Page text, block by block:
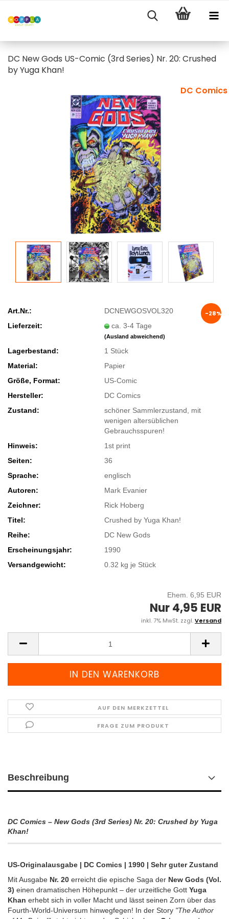
DC New Gods US-Comic (3rd Series) Nr. 20: Crushed
by Yuga Khan!
DC Comics
-28%
Art.Nr.:
DCNEWGOSVOL320
Lieferzeit:
ca. 3-4 Tage
(Ausland abweichend)
Lagerbestand: 1 Stück
Material:
Papier
Größe, Format:
US-Comic
Hersteller:
DC Comics
Zustand:
schöner Sammlerzustand, mit
wenigen altersüblichen
Gebrauchsspuren!
Hinweis:
1st print
Seiten:
36
Sprache:
englisch
Autoren:
Mark Evanier
Zeichner:
Rick Hoberg
Titel:
Crushed by Yuga Khan!
Reihe:
DC New Gods
Erscheinungsjahr:
1990
Versandgewicht:
0.32 kg je Stück
Ehem. 6,95 EUR
Nur 4,95 EUR
inkl. 7% MwSt. zzgl.Versand
AUF DEN MERKZETTEL
FRAGE ZUM PRODUKT
Beschreibung
DC Comics – New Gods (3rd Series) Nr. 20: Crushed by Yuga
Khan!
US-Originalausgabe | DC Comics | 1990 | Sehr guter Zustand
Mit Ausgabe Nr. 20 erreicht die epische Saga der New Gods (Vol.
3) einen dramatischen Höhepunkt – der urzeitliche Gott Yuga
Khan erhebt sich in voller Macht und lässt seinen Zorn über das
Fourth-World-Universum hinwegfegen! In der Story "The Author